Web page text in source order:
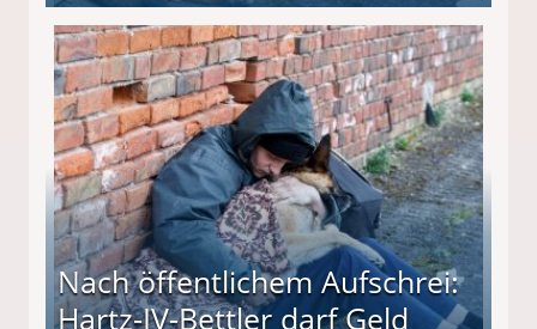
entführten seine Hündin "Hanni"!
Nach öffentlichem Aufschrei:
Hartz-IV-Bettler darf Geld